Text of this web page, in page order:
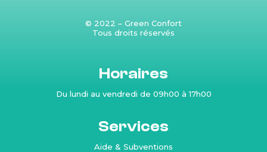
© 2022 – Green Confort
Tous droits réservés
Horaires
Du lundi au vendredi de 09h00 à 17h00
Services
Aide & Subventions